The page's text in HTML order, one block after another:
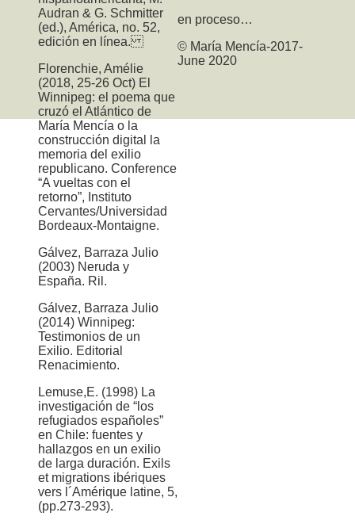
Audran & G. Schmitter
(ed.), América, no. 52,
edición en línea.
Florenchie, Amélie
(2018, 25-26 Oct) El
Winnipeg: el poema que
cruzó el Atlántico de
María Mencía o la
construcción digital la
memoria del exilio
republicano. Conference
“A vueltas con el
retorno”, Instituto
Cervantes/Universidad
Bordeaux-Montaigne.
Gálvez, Barraza Julio
(2003) Neruda y
España. Ril.
Gálvez, Barraza Julio
(2014) Winnipeg:
Testimonios de un
Exilio. Editorial
Renacimiento.
Lemuse,E. (1998) La
investigación de “los
refugiados españoles”
en Chile: fuentes y
hallazgos en un exilio
de larga duración. Exils
et migrations ibériques
vers l´Amérique latine, 5,
(pp.273-293).
en proceso…
© María Mencía-2017-
June 2020